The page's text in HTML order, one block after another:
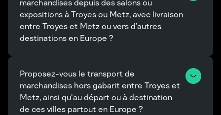
marchandises depuis des salons ou
expositions à Troyes ou Metz, avec livraison
entre Troyes et Metz ou vers d’autres
destinations en Europe ?
Proposez-vous le transport de
marchandises hors gabarit entre Troyes et
Metz, ainsi qu'au départ ou à destination
de ces villes partout en Europe ?